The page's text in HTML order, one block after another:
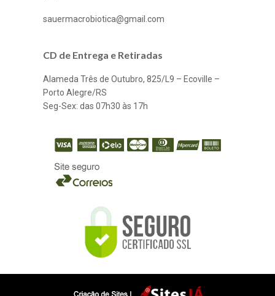
sauermacrobiotica@gmail.com
CD de Entrega e Retiradas
Alameda Três de Outubro, 825/L9 – Ecoville –
Porto Alegre/RS
Seg-Sex: das 07h30 às 17h